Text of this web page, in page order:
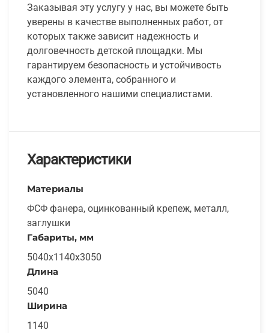
Заказывая эту услугу у нас, вы можете быть
уверены в качестве выполненных работ, от
которых также зависит надежность и
долговечность детской площадки. Мы
гарантируем безопасность и устойчивость
каждого элемента, собранного и
установленного нашими специалистами.
Характеристики
Материалы
ФСФ фанера, оцинкованный крепеж, металл,
заглушки
Габариты, мм
5040х1140х3050
Длина
5040
Ширина
1140